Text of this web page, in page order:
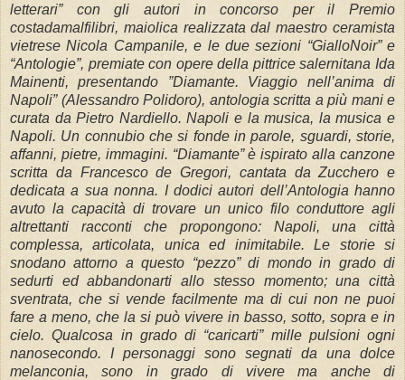
letterari” con gli autori in concorso per il Premio
costadamalfilibri, maiolica realizzata dal maestro ceramista
vietrese Nicola Campanile, e le due sezioni “GialloNoir” e
“Antologie”, premiate con opere della pittrice salernitana Ida
Mainenti, presentando ”Diamante. Viaggio nell’anima di
Napoli” (Alessandro Polidoro), antologia scritta a più mani e
curata da Pietro Nardiello. Napoli e la musica, la musica e
Napoli. Un connubio che si fonde in parole, sguardi, storie,
affanni, pietre, immagini. “Diamante” è ispirato alla canzone
scritta da Francesco de Gregori, cantata da Zucchero e
dedicata a sua nonna. I dodici autori dell’Antologia hanno
avuto la capacità di trovare un unico filo conduttore agli
altrettanti racconti che propongono: Napoli, una città
complessa, articolata, unica ed inimitabile. Le storie si
snodano attorno a questo “pezzo” di mondo in grado di
sedurti ed abbandonarti allo stesso momento; una città
sventrata, che si vende facilmente ma di cui non ne puoi
fare a meno, che la si può vivere in basso, sotto, sopra e in
cielo. Qualcosa in grado di “caricarti” mille pulsioni ogni
nanosecondo. I personaggi sono segnati da una dolce
melanconia, sono in grado di vivere ma anche di